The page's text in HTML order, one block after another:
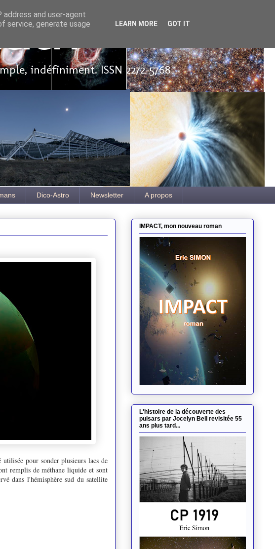
indéfiniment. ISSN 2272-5768
Dico-Astro Newsletter A propos
pour sonder plusieurs lacs de
remplis de méthane liquide et sont
dans l'hémisphère sud du satellite
IMPACT, mon nouveau roman
L'histoire de la découverte des
pulsars par Jocelyn Bell revisitée 55
ans plus tard...
and user-agent
service, generate usage
LEARN MORE GOT IT